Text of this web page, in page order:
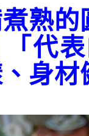
熟
代
身材